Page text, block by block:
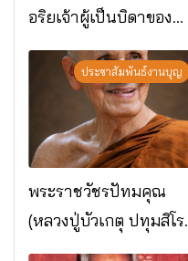
อริยเจ้าผู้เป็นบิดาของ
พระกรรมฐาน
ประชาสัมพันธ์งานบุญ
พระราชวัชรปัทมคุณ
(หลวงปู่บัวเกตุ ปทุมสิโร)
มรณภาพแล้ว วัดป่า